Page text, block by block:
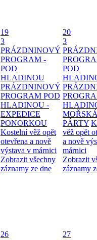
19
3
PRÁZDNINOVÝ
PROGRAM -
POD
HLADINOU
PRÁZDNINOVÝ
PROGRAM POD
HLADINOU -
EXPEDICE
PONORKOU
Kostelní věž opět
otevřena a nově
výstava v márnici
Zobrazit všechny
záznamy ze dne
20
3
POD
PÁRTY
věž opět
a nově
márnici
Zobrazit
záznamy
26
27